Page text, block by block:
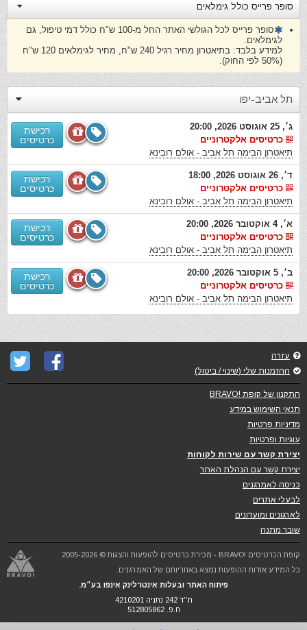
סופר פרייס כולל גימלאים
סופר פרייס לכל הגולשי האתר החל מ-100 ש"ח כולל דמי טיפול, גם
לגימלאים.
למידע בלבד: בתיאטרון מחיר רגיל 240 ש"ח, מחיר לגימלאים 120 ש"ח
(50% לפי החוק).
תל אביב-יפו
ג׳, 25 אוגוסט 2026, 20:00
כרטיסים אלקטרוניים
תיאטרון הבימה תל אביב - אולם רובינא
רכישת
כרטיסים
ד׳, 26 אוגוסט 2026, 18:00
כרטיסים אלקטרוניים
תיאטרון הבימה תל אביב - אולם רובינא
רכישת
כרטיסים
א׳, 4 אוקטובר 2026, 20:00
כרטיסים אלקטרוניים
תיאטרון הבימה תל אביב - אולם רובינא
רכישת
כרטיסים
ב׳, 5 אוקטובר 2026, 20:00
כרטיסים אלקטרוניים
תיאטרון הבימה תל אביב - אולם רובינא
רכישת
כרטיסים
עזרה
ההזמנות שלי (שינוי / ביטול)
התקנון של קופת !BRAVO
תנאי השימוש במידע
מדיניות פרטיות
עוגיות ופרטיות
יצירת קשר עם שירות לקוחות
יצירת קשר עם הנהלת האתר
כניסה לאמרגנים
לבעלי אתרים
לארגונים ומועדונים
שובר מתנה
קופת הכרטיסים !BRAVO - מכירת כרטיסים להופעות והצגות © 2005-2026
כל המידע אודות ההופעות נמצא באחריותם של האמרגנים.
פיתוח האתר ובעלות אינטרלינק אינפו בע״מ.
ת''ד 242 נתניה 4210201
ח.פ. 512805862